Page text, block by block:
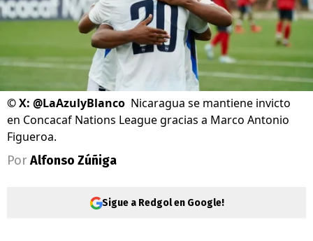
©X: @LaAzulyBlanco Nicaragua se mantiene invicto
en Concacaf Nations League gracias a Marco Antonio
Figueroa.
Por Alfonso Zúñiga
Sigue a Redgol en Google!